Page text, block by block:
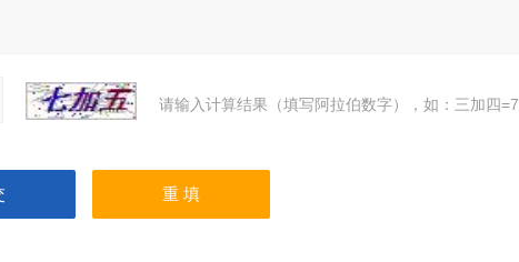
请输入计算结果（填写阿拉伯数字），如：三加四=7